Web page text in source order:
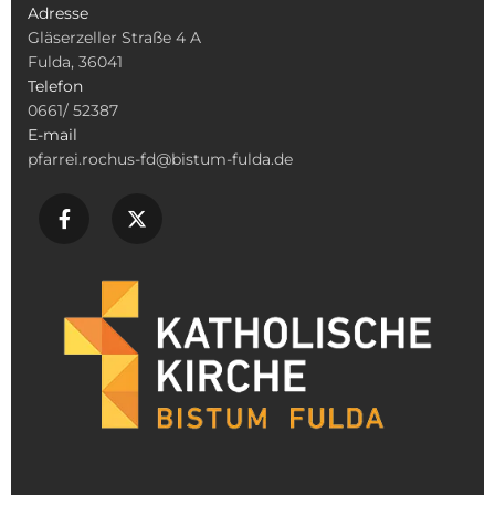
Adresse
Gläserzeller Straße 4 A
Fulda, 36041
Telefon
0661/ 52387
E-mail
pfarrei.rochus-fd@bistum-fulda.de